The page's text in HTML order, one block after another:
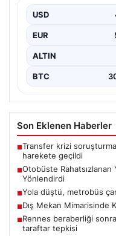
alanlarından bir
USD
EUR
ALTIN
BTC
Son Eklenen Haberler
■Transfer krizi
harekete geçildi
■Otobüste Rahatsızlanan
Yönlendirdi
■Yola düştü, metrobüs
■Dış Mekan Mimarisinde
■Rennes beraberliği
taraftar tepkisi